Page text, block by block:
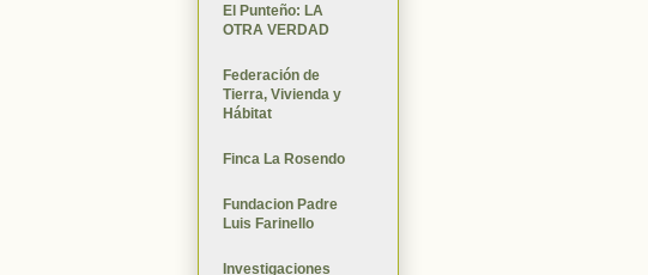
El Punteño: LA
OTRA VERDAD
Federación de
Tierra, Vivienda y
Hábitat
Finca La Rosendo
Fundacion Padre
Luis Farinello
Investigaciones